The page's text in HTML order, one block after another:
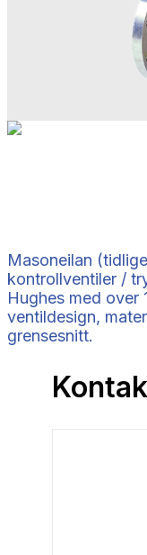
Masoneilan
kontrollventiler /
Hughes med over
ventildesign,
grensesnitt.